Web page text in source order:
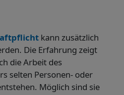
kann zusätzlich
Die Erfahrung zeigt
die Arbeit des
selten Personen- oder
Möglich sind sie